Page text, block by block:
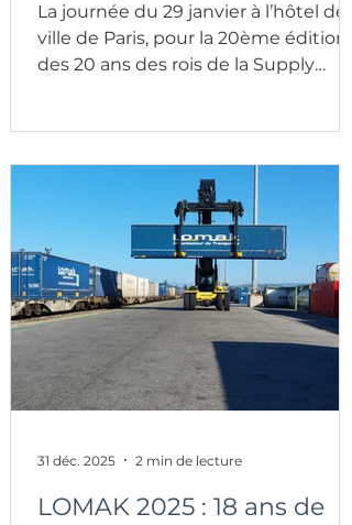
La journée du 29 janvier à l’hôtel de
ville de Paris, pour la 20ème édition
des 20 ans des rois de la Supply
l'entreprise LOMAK, spécialiste en
rail-route ont été mis à l'honneur.
Nous avons reçu le prix « Coup de
chapeau ».
LOMAK 2025 : 18 ans de
31 déc. 2025 2 min de lecture